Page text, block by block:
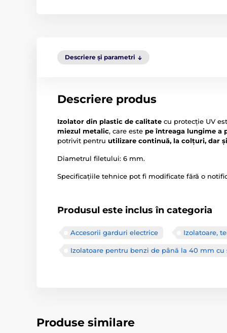
Descriere și parametri
Descriere produs
Izolator din plastic de calitate cu protecție UV
miezul metalic, care este pe întreaga lungime a
potrivit pentru utilizare continuă, la colțuri, dar
Diametrul filetului: 6 mm.
Specificațiile tehnice pot fi modificate fără o
Produsul este inclus în categoria
Accesorii garduri electrice Izolatoare,
Izolatoare pentru benzi de până la 40 mm cu
Produse similare